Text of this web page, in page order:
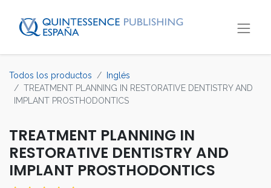
Todos los productos
Inglés
TREATMENT PLANNING IN RESTORATIVE DENTISTRY AND
IMPLANT PROSTHODONTICS
TREATMENT PLANNING IN
RESTORATIVE DENTISTRY AND
IMPLANT PROSTHODONTICS